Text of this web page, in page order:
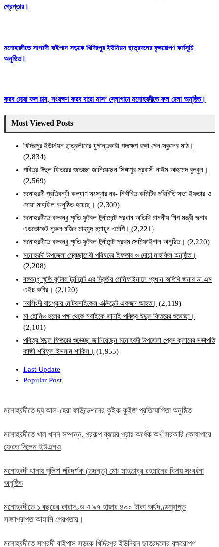
গ্রেপ্তার।
মনোহরদীতে সাগরদী বাইপাস সড়কে খিদিরপুর ইউনিয়ন ছাত্রদলের বৃক্ষরোপণ কর্মসূচি
অনুষ্ঠিত।
করব মোরা ফল চাষ, সংরক্ষণ করব বারো মাস’ স্লোগানে মনোহরদীতে ফল মেলা অনুষ্ঠিত।
Most Viewed Posts
খিদিরপুর ইউনিয়ন ছাত্রলীগের যুগান্তকারী পদক্ষেপ রক্ষা পেল স্কুলের মাঠ।
(2,834)
পবিত্র ঈদুল ফিতরের শুভেচ্ছা জানিয়েছেন সিঙ্গাপুর প্রবাসী নাঈম আহমেদ বুলবুল।
(2,569)
মনোহরদী প্রতিবন্ধী কল্যাণ সংস্থার নব- নির্বাচিত কমিটির পরিচিতি সভা ইফতার ও
দোয়া মাহফিল অনুষ্ঠিত হয়েছে। (2,309)
মনোহরদীতে বঙ্গবন্ধু স্মৃতি ফুটবল টুর্নামেন্টে প্রধান অতিথি মাননীয় শিল্প মন্ত্রী জনাব
এডভোকেট নুরুল মজিদ মাহমুদ হুমায়ূন এমপি। (2,221)
মনোহরদীতে বঙ্গবন্ধু স্মৃতি ফুটবল টুর্নামেন্ট প্রথম সেমিফাইনাল অনুষ্ঠিত। (2,220)
মনোহরদী উপজেলা স্বেচ্ছাসেবী পরিষদের ইফতার ও দোয়া মাহফিল অনুষ্ঠিত।
(2,208)
বঙ্গবন্ধু স্মৃতি ফুটবল টুর্নামেন্ট এর দ্বিতীয় সেমিফাইনালে প্রধান অতিথি জনাব ডা এম
এইচ কবির। (2,120)
নরসিংদী রায়পুরায় মোটরসাইকেল এক্সিডেন্ট একজন আহত। (2,119)
মা হোমিও হলের পক্ষ থেকে সবাইকে জানাই পবিত্র ঈদুল ফিতরের শুভেচ্ছা।
(2,101)
পবিত্র ঈদুল ফিতরের শুভেচ্ছা জানিয়েছেন মনোহরদী উপজেলা প্রেস ক্লাবের সভাপতি
কাজী শরিফুল ইসলাম শাকিল। (1,955)
Last Update
Popular Post
মনোহরদীতে দ্য আল-হেরা ফাউন্ডেশনের কুইক কুইজ প্রতিযোগিতা অনুষ্ঠিত
মনোহরদীতে খাল খনন সম্পন্ন, প্রকল্প ব্যয়ের প্রায় অর্ধেক অর্থ সরকারি কোষাগারে
ফেরত দিলেন ইউএনও
মনোহরদী থানায় পুলিশ পরিদর্শক (তদন্ত) মোঃ মাহতাবুর রহমানের বিদায় সংবর্ধনা
অনুষ্ঠিত
মনোহরদীতে ১ বছরের কারাদণ্ড ও ৯৭ হাজার ৪০০ টাকা অর্থদণ্ডপ্রাপ্ত
সাজাপ্রাপ্ত আসামি গ্রেপ্তার।
মনোহরদীতে সাগরদী বাইপাস সড়কে খিদিরপুর ইউনিয়ন ছাত্রদলের বৃক্ষরোপণ